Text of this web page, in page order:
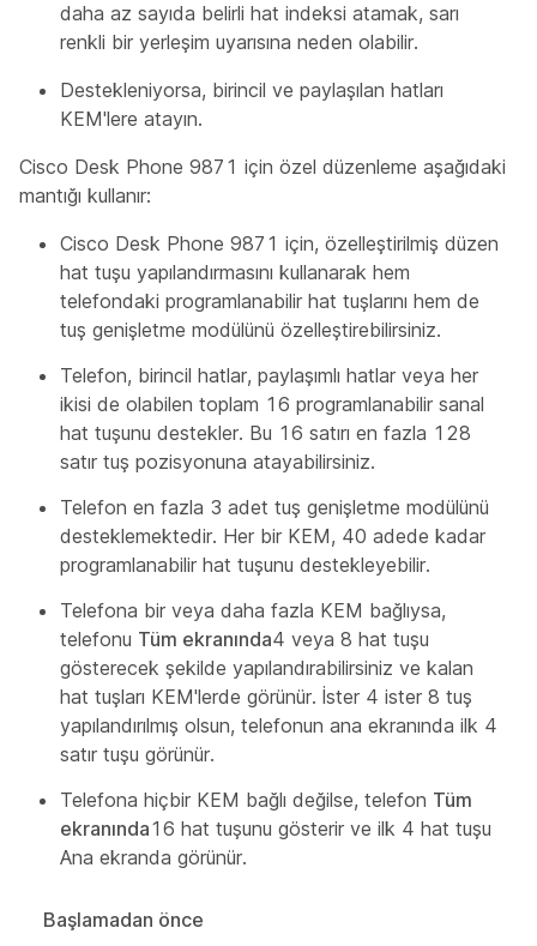
daha az sayıda belirli hat indeksi atamak, sarı
renkli bir yerleşim uyarısına neden olabilir.
Destekleniyorsa, birincil ve paylaşılan hatları
KEM'lere atayın.
Cisco Desk Phone 9871 için özel düzenleme aşağıdaki
mantığı kullanır:
Cisco Desk Phone 9871 için, özelleştirilmiş düzen
hat tuşu yapılandırmasını kullanarak hem
telefondaki programlanabilir hat tuşlarını hem de
tuş genişletme modülünü özelleştirebilirsiniz.
Telefon, birincil hatlar, paylaşımlı hatlar veya her
ikisi de olabilen toplam 16 programlanabilir sanal
hat tuşunu destekler. Bu 16 satırı en fazla 128
satır tuş pozisyonuna atayabilirsiniz.
Telefon en fazla 3 adet tuş genişletme modülünü
desteklemektedir. Her bir KEM, 40 adede kadar
programlanabilir hat tuşunu destekleyebilir.
Telefona bir veya daha fazla KEM bağlıysa,
telefonu Tüm ekranında4 veya 8 hat tuşu
gösterecek şekilde yapılandırabilirsiniz ve kalan
hat tuşları KEM'lerde görünür. İster 4 ister 8 tuş
yapılandırılmış olsun, telefonun ana ekranında ilk 4
satır tuşu görünür.
Telefona hiçbir KEM bağlı değilse, telefon Tüm
ekranında16 hat tuşunu gösterir ve ilk 4 hat tuşu
Ana ekranda görünür.
Başlamadan önce